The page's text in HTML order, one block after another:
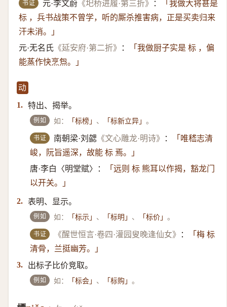
书证 元·李文蔚 《圯桥进履·第三折》 ：
「我做大将甚是
标 ，兵书战策不曾学，听的厮杀推害病，正是买卖归来
汗未消。」
元·无名氏 《延安府·第二折》 ：
「我做厨子实是 标 ，偏
能蒸作快烹炰。」
动
1. 特出、揭举。
例如 如： 「标榜」 、 「标新立异」。
书证 南朝梁·刘勰 《文心雕龙·明诗》 ：
「唯嵇志清
峻，阮旨遥深，故能 标 焉。」
唐·李白〈明堂赋〉：
「远则 标 熊耳以作揭，豁龙门
以开关。」
2. 表明、显示。
例如 如： 「标示」 、 「标明」 、 「标价」。
书证 《醒世恒言·卷四·灌园叟晚逢仙女》 ：
「梅 标
清骨，兰挺幽芳。」
3.
出标子比价竞取。
例如 如： 「标会」 、 「标购」。